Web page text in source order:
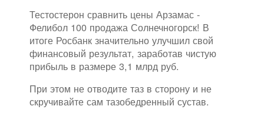
Тестостерон сравнить цены Арзамас -
Фелибол 100 продажа Солнечногорск! В
итоге Росбанк значительно улучшил свой
финансовый результат, заработав чистую
прибыль в размере 3,1 млрд руб.
При этом не отводите таз в сторону и не
скручивайте сам тазобедренный сустав.